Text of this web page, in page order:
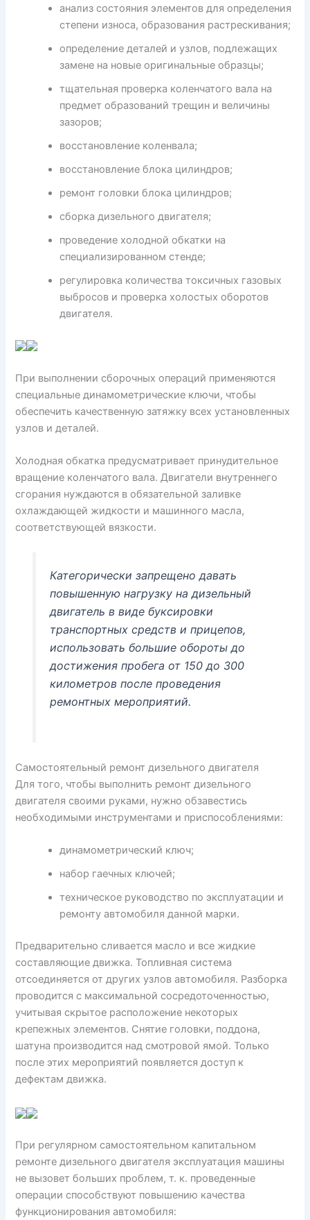
анализ состояния элементов для определения
степени износа, образования растрескивания;
определение деталей и узлов, подлежащих
замене на новые оригинальные образцы;
тщательная проверка коленчатого вала на
предмет образований трещин и величины
зазоров;
восстановление коленвала;
восстановление блока цилиндров;
ремонт головки блока цилиндров;
сборка дизельного двигателя;
проведение холодной обкатки на
специализированном стенде;
регулировка количества токсичных газовых
выбросов и проверка холостых оборотов
двигателя.
При выполнении сборочных операций применяются
специальные динамометрические ключи, чтобы
обеспечить качественную затяжку всех установленных
узлов и деталей.
Холодная обкатка предусматривает принудительное
вращение коленчатого вала. Двигатели внутреннего
сгорания нуждаются в обязательной заливке
охлаждающей жидкости и машинного масла,
соответствующей вязкости.
Категорически запрещено давать
повышенную нагрузку на дизельный
двигатель в виде буксировки
транспортных средств и прицепов,
использовать большие обороты до
достижения пробега от 150 до 300
километров после проведения
ремонтных мероприятий.
Самостоятельный ремонт дизельного двигателя
Для того, чтобы выполнить ремонт дизельного
двигателя своими руками, нужно обзавестись
необходимыми инструментами и приспособлениями:
динамометрический ключ;
набор гаечных ключей;
техническое руководство по эксплуатации и
ремонту автомобиля данной марки.
Предварительно сливается масло и все жидкие
составляющие движка. Топливная система
отсоединяется от других узлов автомобиля. Разборка
проводится с максимальной сосредоточенностью,
учитывая скрытое расположение некоторых
крепежных элементов. Снятие головки, поддона,
шатуна производится над смотровой ямой. Только
после этих мероприятий появляется доступ к
дефектам движка.
При регулярном самостоятельном капитальном
ремонте дизельного двигателя эксплуатация машины
не вызовет больших проблем, т. к. проведенные
операции способствуют повышению качества
функционирования автомобиля: